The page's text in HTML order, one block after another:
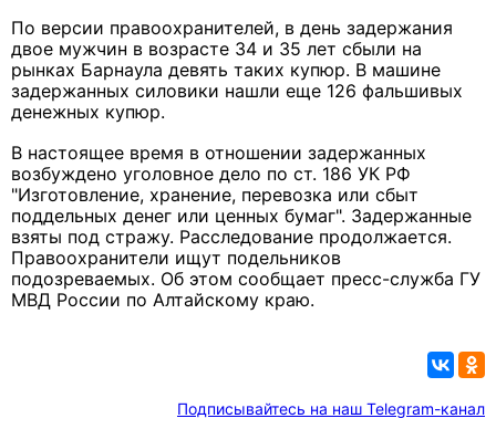
По версии правоохранителей, в день задержания
двое мужчин в возрасте 34 и 35 лет сбыли на
рынках Барнаула девять таких купюр. В машине
задержанных силовики нашли еще 126 фальшивых
денежных купюр.
В настоящее время в отношении задержанных
возбуждено уголовное дело по ст. 186 УК РФ
"Изготовление, хранение, перевозка или сбыт
поддельных денег или ценных бумаг". Задержанные
взяты под стражу. Расследование продолжается.
Правоохранители ищут подельников
подозреваемых. Об этом сообщает пресс-служба ГУ
МВД России по Алтайскому краю.
Подписывайтесь на наш Telegram-канал